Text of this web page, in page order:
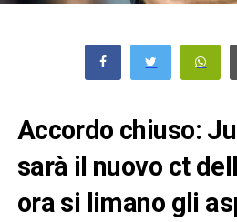
Accordo chiuso:
sarà il nuovo ct
ora si limano gli